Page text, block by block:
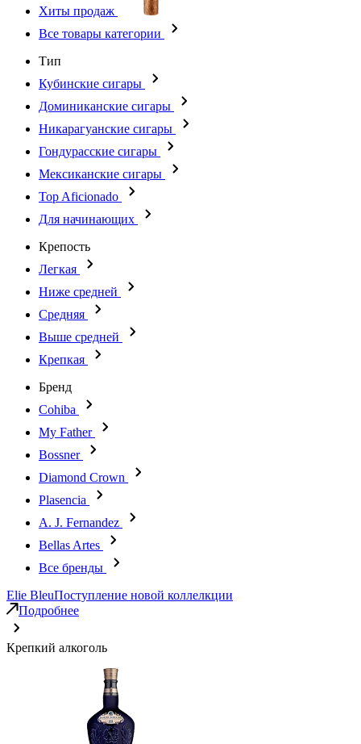
Хиты продаж
Все товары категории
Тип
Кубинские сигары
Доминиканские сигары
Никарагуанские сигары
Гондурасские сигары
Мексиканские сигары
Top Aficionado
Для начинающих
Крепость
Легкая
Ниже средней
Средняя
Выше средней
Крепкая
Бренд
Cohiba
My Father
Bossner
Diamond Crown
Plasencia
A. J. Fernandez
Bellas Artes
Все бренды
Elie BleuПоступление новой коллелкции
Подробнее
Крепкий алкоголь